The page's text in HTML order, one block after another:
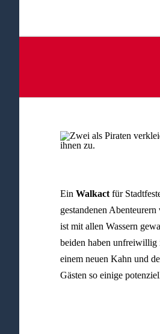
Ein Walkactfür
gestandenen
ist mit allen Wassern
beiden haben unfreiwillig
einem neuen Kahn und
Gästen so einige